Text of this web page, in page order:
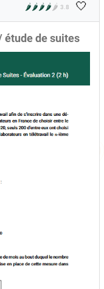
🌶️🌶️🌶️🌶️ 🌶️ 3.8 🤍
étude de suites